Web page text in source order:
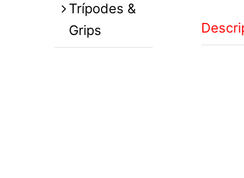
Trípodes &
Grips